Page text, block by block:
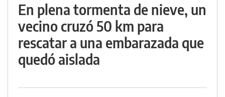
En plena tormenta de nieve, un
vecino cruzó 50 km para
rescatar a una embarazada que
quedó aislada